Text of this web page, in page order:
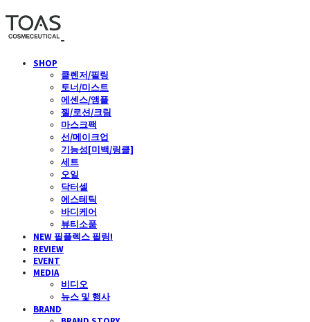
SHOP
클렌저/필링
토너/미스트
에센스/앰플
젤/로션/크림
마스크팩
선/메이크업
기능성[미백/링클]
세트
오일
닥터셀
에스테틱
바디케어
뷰티소품
NEW 필플렉스 필링!
REVIEW
EVENT
MEDIA
비디오
뉴스 및 행사
BRAND